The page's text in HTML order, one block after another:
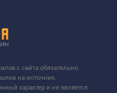
с сайта обязательно
на источник.
характер и не является